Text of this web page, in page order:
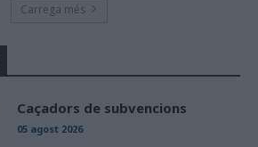
Carrega més
Caçadors de subvencions
05 agost 2026